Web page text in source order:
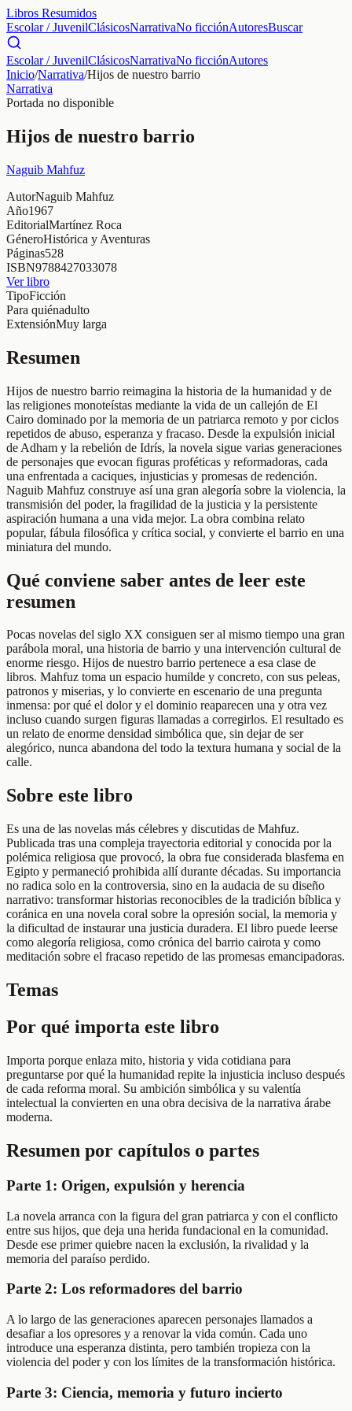
Libros Resumidos
Escolar / JuvenilClásicosNarrativaNo ficciónAutoresBuscar
Escolar / JuvenilClásicosNarrativaNo ficciónAutores
Inicio/Narrativa/Hijos de nuestro barrio
Narrativa
Portada no disponible
Hijos de nuestro barrio
Naguib Mahfuz
AutorNaguib Mahfuz
Año1967
EditorialMartínez Roca
GéneroHistórica y Aventuras
Páginas528
ISBN9788427033078
Ver libro
TipoFicción
Para quiénadulto
ExtensiónMuy larga
Resumen
Hijos de nuestro barrio reimagina la historia de la humanidad y de
las religiones monoteístas mediante la vida de un callejón de El
Cairo dominado por la memoria de un patriarca remoto y por ciclos
repetidos de abuso, esperanza y fracaso. Desde la expulsión inicial
de Adham y la rebelión de Idrís, la novela sigue varias generaciones
de personajes que evocan figuras proféticas y reformadoras, cada
una enfrentada a caciques, injusticias y promesas de redención.
Naguib Mahfuz construye así una gran alegoría sobre la violencia, la
transmisión del poder, la fragilidad de la justicia y la persistente
aspiración humana a una vida mejor. La obra combina relato
popular, fábula filosófica y crítica social, y convierte el barrio en una
miniatura del mundo.
Qué conviene saber antes de leer este
resumen
Pocas novelas del siglo XX consiguen ser al mismo tiempo una gran
parábola moral, una historia de barrio y una intervención cultural de
enorme riesgo. Hijos de nuestro barrio pertenece a esa clase de
libros. Mahfuz toma un espacio humilde y concreto, con sus peleas,
patronos y miserias, y lo convierte en escenario de una pregunta
inmensa: por qué el dolor y el dominio reaparecen una y otra vez
incluso cuando surgen figuras llamadas a corregirlos. El resultado es
un relato de enorme densidad simbólica que, sin dejar de ser
alegórico, nunca abandona del todo la textura humana y social de la
calle.
Sobre este libro
Es una de las novelas más célebres y discutidas de Mahfuz.
Publicada tras una compleja trayectoria editorial y conocida por la
polémica religiosa que provocó, la obra fue considerada blasfema en
Egipto y permaneció prohibida allí durante décadas. Su importancia
no radica solo en la controversia, sino en la audacia de su diseño
narrativo: transformar historias reconocibles de la tradición bíblica y
coránica en una novela coral sobre la opresión social, la memoria y
la dificultad de instaurar una justicia duradera. El libro puede leerse
como alegoría religiosa, como crónica del barrio cairota y como
meditación sobre el fracaso repetido de las promesas emancipadoras.
Temas
Por qué importa este libro
Importa porque enlaza mito, historia y vida cotidiana para
preguntarse por qué la humanidad repite la injusticia incluso después
de cada reforma moral. Su ambición simbólica y su valentía
intelectual la convierten en una obra decisiva de la narrativa árabe
moderna.
Resumen por capítulos o partes
Parte 1: Origen, expulsión y herencia
La novela arranca con la figura del gran patriarca y con el conflicto
entre sus hijos, que deja una herida fundacional en la comunidad.
Desde ese primer quiebre nacen la exclusión, la rivalidad y la
memoria del paraíso perdido.
Parte 2: Los reformadores del barrio
A lo largo de las generaciones aparecen personajes llamados a
desafiar a los opresores y a renovar la vida común. Cada uno
introduce una esperanza distinta, pero también tropieza con la
violencia del poder y con los límites de la transformación histórica.
Parte 3: Ciencia, memoria y futuro incierto